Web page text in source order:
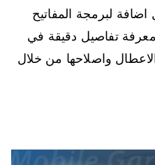
لبرمجة المفاتيح
تفاصيل دقيقة في
واصلاحها من خلال